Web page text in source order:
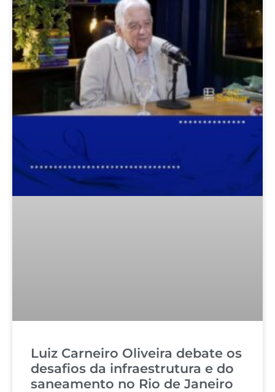
Luiz Carneiro Oliveira debate os
desafios da infraestrutura e do
saneamento no Rio de Janeiro